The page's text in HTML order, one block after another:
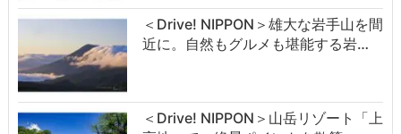
＜Drive! NIPPON＞雄大な岩手山を間
近に。自然もグルメも堪能する岩…
＜Drive! NIPPON＞山岳リゾート「上